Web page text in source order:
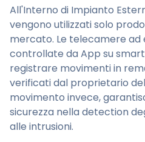
All'Interno di Impianto
vengono utilizzati solo
mercato. Le telecamere ad
controllate da App su
registrare movimenti in
verificati dal proprietario
movimento invece,
sicurezza nella detection
alle intrusioni.